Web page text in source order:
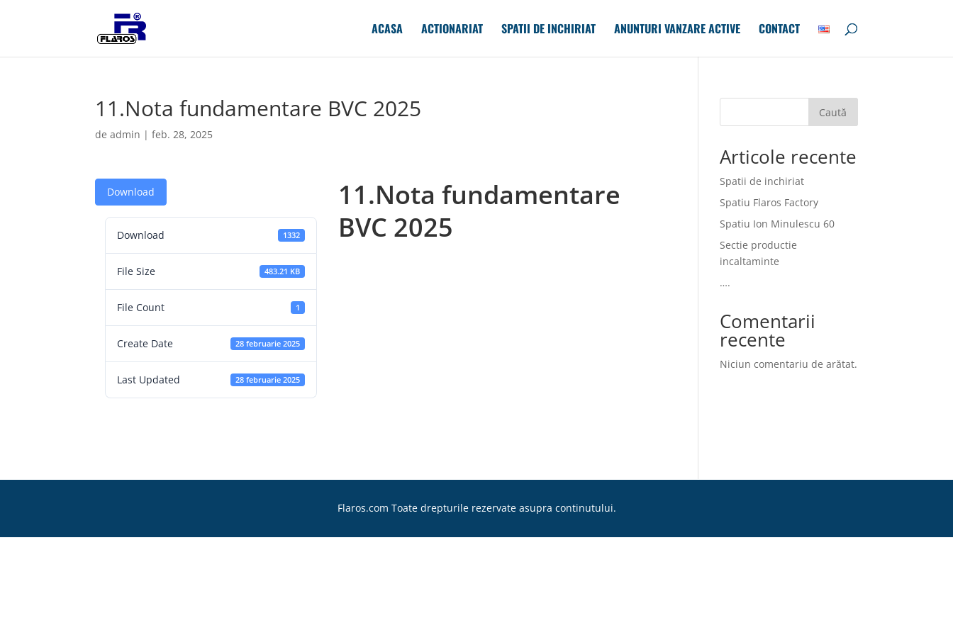
ACASA ACTIONARIAT SPATII DE INCHIRIAT ANUNTURI VANZARE ACTIVE CONTACT
11.Nota fundamentare BVC 2025
deadmin |feb. 28, 2025
Download
Download 1332
File Size 483.21 KB
File Count 1
Create Date 28 februarie 2025
Last Updated 28 februarie 2025
11.Nota fundamentare
BVC 2025
Caută
Articole recente
Spatii de inchiriat
Spatiu Flaros Factory
Spatiu Ion Minulescu 60
Sectie productie
incaltaminte
….
Comentarii
recente
Niciun comentariu de arătat.
Flaros.com Toate drepturile rezervate asupra continutului.